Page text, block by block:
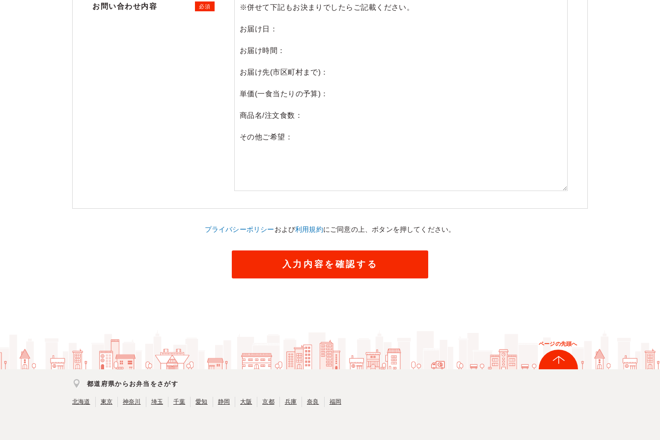
お問い合わせ内容 必須
プライバシーポリシーおよび利用規約にご同意の上、ボタンを押してください。
ページの先頭へ
都道府県からお弁当をさがす
北海道 東京 神奈川 埼玉 千葉 愛知 静岡 大阪 京都 兵庫 奈良 福岡